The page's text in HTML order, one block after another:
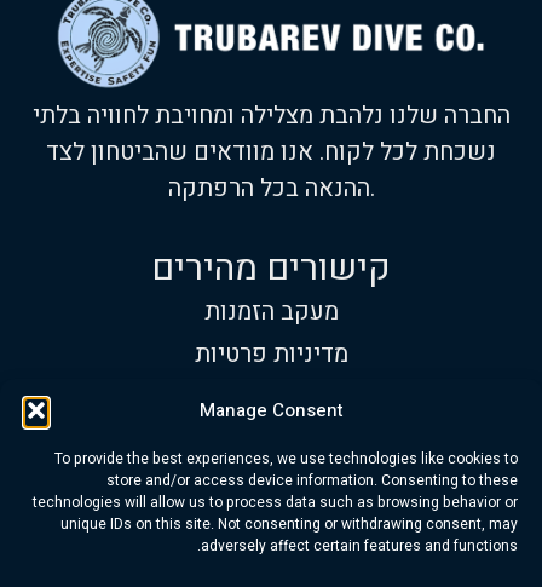
Manage Consent
To provide the best experiences, we use technologies like cookies to
store and/or access device information. Consenting to these
technologies will allow us to process data such as browsing behavior or
unique IDs on this site. Not consenting or withdrawing consent, may
adversely affect certain features and functions.
קישורים מהירים
מעקב הזמנות
מדיניות פרטיות
תנאי שימוש
שעות פעילות
א׳-ש׳:9:00 עד 17:00
טלפון:+972 534-313-418
דוא"ל:info@trubarev.com
החברה שלנו נלהבת מצלילה ומחויבת לחוויה בלתי
נשכחת לכל לקוח. אנו מוודאים שהביטחון לצד
ההנאה בכל הרפתקה.